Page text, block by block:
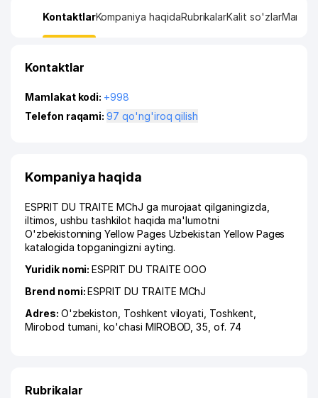
KontaktlarKompaniya haqidaRubrikalarKalit so'zlarManzil
Kontaktlar
Mamlakat kodi: +998
Telefon raqami:
97 qo'ng'iroq qilish
Kompaniya haqida
ESPRIT DU TRAITE MChJ ga murojaat qilganingizda,
iltimos, ushbu tashkilot haqida ma'lumotni
O'zbekistonning Yellow Pages Uzbekistan Yellow Pages
katalogida topganingizni ayting.
Yuridik nomi:ESPRIT DU TRAITE ООО
Brend nomi:ESPRIT DU TRAITE MChJ
Adres: O'zbekiston, Toshkent viloyati Toshkent
Mirobod tumani ,ko'chasi MIROBOD , 35, of. 74
Rubrikalar